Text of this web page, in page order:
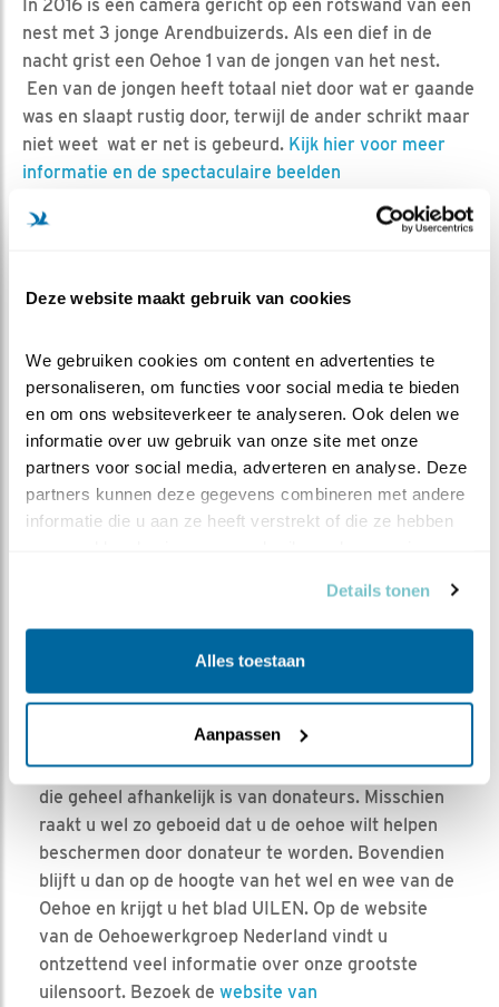
Deze website maakt gebruik van cookies
We gebruiken cookies om content en advertenties te
personaliseren, om functies voor social media te bieden
en om ons websiteverkeer te analyseren. Ook delen we
informatie over uw gebruik van onze site met onze
partners voor social media, adverteren en analyse. Deze
partners kunnen deze gegevens combineren met andere
informatie die u aan ze heeft verstrekt of die ze hebben
Details tonen
Alles toestaan
Aanpassen
In 2016 is een camera gericht op een rotswand van een
nest met 3 jonge Arendbuizerds. Als een dief in de
nacht grist een Oehoe 1 van de jongen van het nest.
Een van de jongen heeft totaal niet door wat er gaande
was en slaapt rustig door, terwijl de ander schrikt maar
niet weet wat er net is gebeurd. Kijk hier voor meer
informatie en de spectaculaire beelden
De oehoewerkgroep is een vrijwilligersorganisatie
die geheel afhankelijk is van donateurs. Misschien
raakt u wel zo geboeid dat u de oehoe wilt helpen
beschermen door donateur te worden. Bovendien
blijft u dan op de hoogte van het wel en wee van de
Oehoe en krijgt u het blad UILEN. Op de website
van de Oehoewerkgroep Nederland vindt u
ontzettend veel informatie over onze grootste
uilensoort. Bezoek de website van